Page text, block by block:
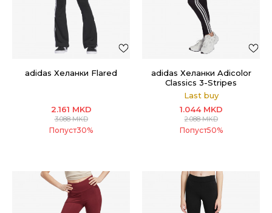
adidas Хеланки Flared
2.161 MKD
3.088MKD
Попуст30%
adidas Хеланки Adicolor
Classics 3-Stripes
Last buy
1.044 MKD
2.088MKD
Попуст50%